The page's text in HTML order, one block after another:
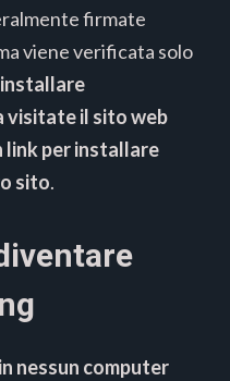
firmate
viene verificata solo
visitate il sito web
link per installare
sito.
nessun computer